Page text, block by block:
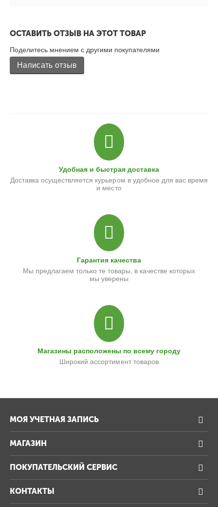
ОСТАВИТЬ ОТЗЫВ НА ЭТОТ ТОВАР
Поделитесь мнением с другими покупателями
Написать отзыв
Удобная и быстрая доставка
Доставка осуществляется курьером в удобное для вас время
и место
Гарантия качества
Мы предлагаем только те товары, в качестве которых
мы уверены
Магазины расположены по всему городу
Широкий ассортимент товаров
МОЯ УЧЕТНАЯ ЗАПИСЬ
МАГАЗИН
ПОКУПАТЕЛЬСКИЙ СЕРВИС
КОНТАКТЫ